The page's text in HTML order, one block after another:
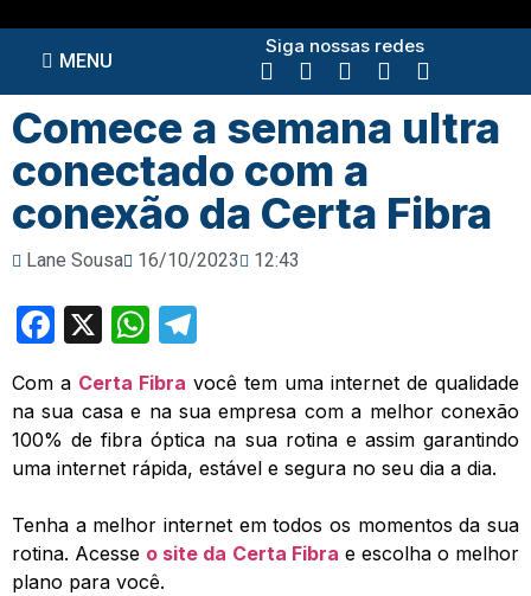
MENU
Siga nossas redes
Comece a semana ultra
conectado com a
conexão da Certa Fibra
Lane Sousa 16/10/2023 12:43
Facebook
X WhatsApp
Com a Certa Fibra você tem uma internet de qualidade
na sua casa e na sua empresa com a melhor conexão
100% de fibra óptica na sua rotina e assim garantindo
uma internet rápida, estável e segura no seu dia a dia.
Tenha a melhor internet em todos os momentos da sua
rotina. Acesse o site da Certa Fibra e escolha o melhor
plano para você.